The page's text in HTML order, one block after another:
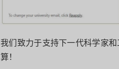
我们致力于支持下一代科学家
算！